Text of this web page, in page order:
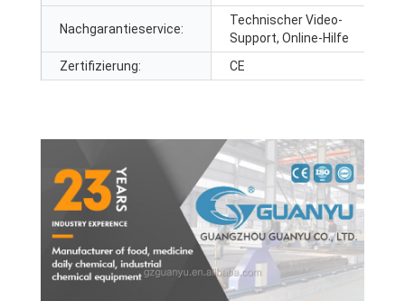
Nachgarantieservice:
Technischer Video-
Support, Online-Hilfe
Zertifizierung:
CE